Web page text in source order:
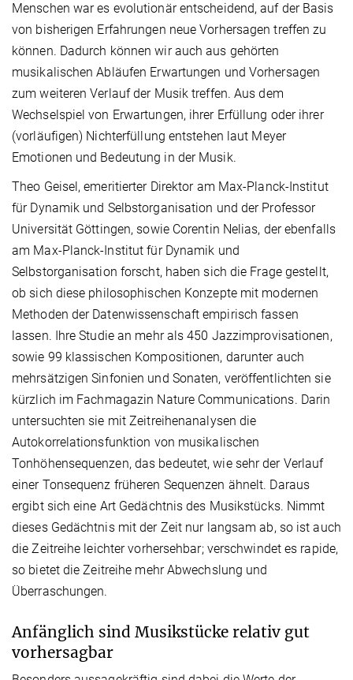
Menschen war es evolutionär entscheidend, auf der Basis
von bisherigen Erfahrungen neue Vorhersagen treffen zu
können. Dadurch können wir auch aus gehörten
musikalischen Abläufen Erwartungen und Vorhersagen
zum weiteren Verlauf der Musik treffen. Aus dem
Wechselspiel von Erwartungen, ihrer Erfüllung oder ihrer
(vorläufigen) Nichterfüllung entstehen laut Meyer
Emotionen und Bedeutung in der Musik.
Theo Geisel, emeritierter Direktor am Max-Planck-Institut
für Dynamik und Selbstorganisation und der Professor
Universität Göttingen, sowie Corentin Nelias, der ebenfalls
am Max-Planck-Institut für Dynamik und
Selbstorganisation forscht, haben sich die Frage gestellt,
ob sich diese philosophischen Konzepte mit modernen
Methoden der Datenwissenschaft empirisch fassen
lassen. Ihre Studie an mehr als 450 Jazzimprovisationen,
sowie 99 klassischen Kompositionen, darunter auch
mehrsätzigen Sinfonien und Sonaten, veröffentlichten sie
kürzlich im Fachmagazin Nature Communications. Darin
untersuchten sie mit Zeitreihenanalysen die
Autokorrelationsfunktion von musikalischen
Tonhöhensequenzen, das bedeutet, wie sehr der Verlauf
einer Tonsequenz früheren Sequenzen ähnelt. Daraus
ergibt sich eine Art Gedächtnis des Musikstücks. Nimmt
dieses Gedächtnis mit der Zeit nur langsam ab, so ist auch
die Zeitreihe leichter vorhersehbar; verschwindet es rapide,
so bietet die Zeitreihe mehr Abwechslung und
Überraschungen.
Anfänglich sind Musikstücke relativ gut
vorhersagbar